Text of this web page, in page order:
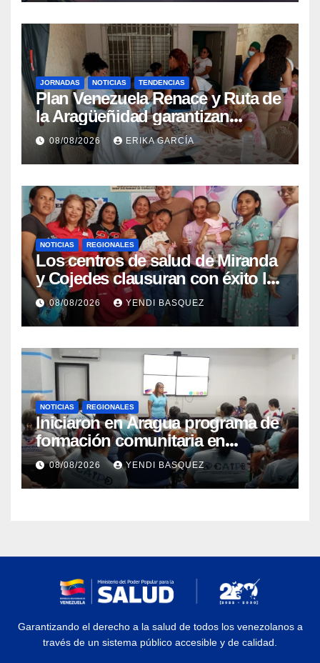
JORNADAS NOTICIAS TENDENCIAS
Plan Venezuela Renace y Ruta de
la Aragüeñidad garantizan
atención médica integral en
Aragua
08/08/2026 ERIKA GARCÍA
NOTICIAS REGIONALES
Los centros de salud de Miranda
y Cojedes clausuran con éxito la
Semana Mundial de la Lactancia
Materna
08/08/2026 YENDI BASQUEZ
NOTICIAS REGIONALES
Iniciaron en Aragua programa de
formación comunitaria en
atención a personas con
discapacidad
08/08/2026 YENDI BASQUEZ
Garantizando el derecho a la salud de todos los venezolanos a
través de un sistema público accesible y de calidad.